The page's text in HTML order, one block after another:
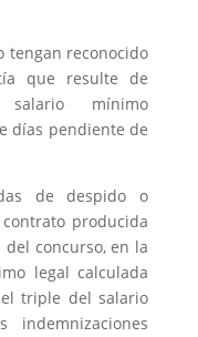
tengan reconocido
que resulte de
mínimo
días pendiente de
de despido o
producida
concurso, en la
legal calculada
triple del salario
indemnizaciones